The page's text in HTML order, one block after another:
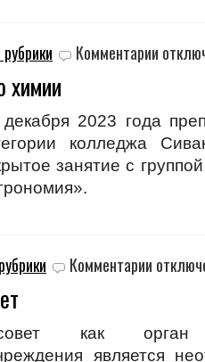
Комментарии записи
химии
химии
2023 года
колледжа
занятие с
Комментарии записи
совет как орган
является